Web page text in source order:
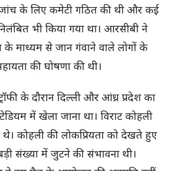
के लिए कमेटी गठित की थी और कई
भी किया गया था। आरसीबी ने
के माध्यम से जान गंवाने वाले लोगों के
की घोषणा की थी।
के दौरान दिल्ली और आंध्र प्रदेश का
में खेला जाना था। विराट कोहली
थे। कोहली की लोकप्रियता को देखते हुए
संख्या में जुटने की संभावना थी।